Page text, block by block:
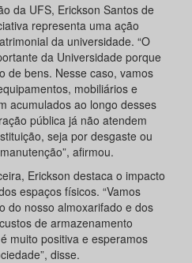
da UFS, Erickson Santos de
representa uma ação
da universidade. “O
da Universidade porque
de bens. Nesse caso, vamos
mobiliários e
acumulados ao longo desses
pública já não atendem
seja por desgaste ou
afirmou.
Erickson destaca o impacto
espaços físicos. “Vamos
do nosso almoxarifado e dos
de armazenamento
muito positiva e esperamos
disse.